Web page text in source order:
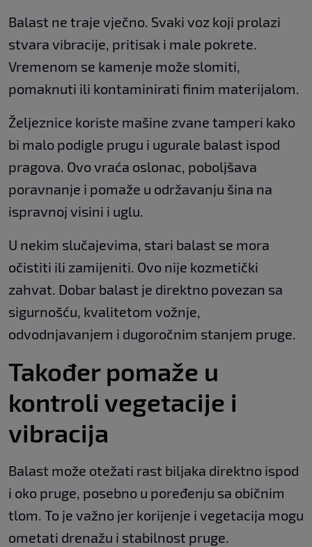
Balast ne traje vječno. Svaki voz koji prolazi
stvara vibracije, pritisak i male pokrete.
Vremenom se kamenje može slomiti,
pomaknuti ili kontaminirati finim materijalom.
Željeznice koriste mašine zvane tamperi kako
bi malo podigle prugu i ugurale balast ispod
pragova. Ovo vraća oslonac, poboljšava
poravnanje i pomaže u održavanju šina na
ispravnoj visini i uglu.
U nekim slučajevima, stari balast se mora
očistiti ili zamijeniti. Ovo nije kozmetički
zahvat. Dobar balast je direktno povezan sa
sigurnošću, kvalitetom vožnje,
odvodnjavanjem i dugoročnim stanjem pruge.
Također pomaže u
kontroli vegetacije i
vibracija
Balast može otežati rast biljaka direktno ispod
i oko pruge, posebno u poređenju sa običnim
tlom. To je važno jer korijenje i vegetacija mogu
ometati drenažu i stabilnost pruge.